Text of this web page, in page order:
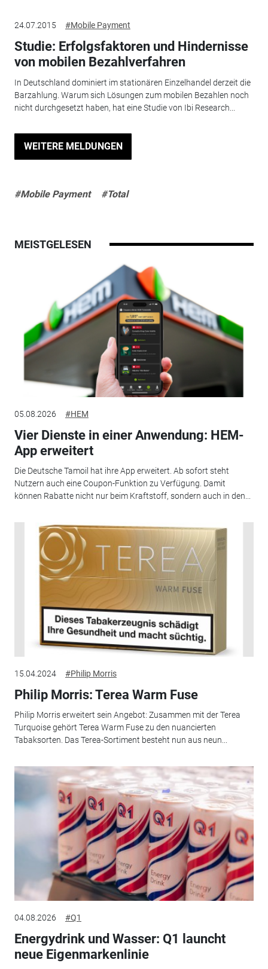
24.07.2015 #Mobile Payment
Studie: Erfolgsfaktoren und Hindernisse
von mobilen Bezahlverfahren
In Deutschland dominiert im stationären Einzelhandel derzeit die
Barzahlung. Warum sich Lösungen zum mobilen Bezahlen noch
nicht durchgesetzt haben, hat eine Studie von Ibi Research...
WEITERE MELDUNGEN
#Mobile Payment #Total
MEISTGELESEN
05.08.2026 #HEM
Vier Dienste in einer Anwendung: HEM-
App erweitert
Die Deutsche Tamoil hat ihre App erweitert. Ab sofort steht
Nutzern auch eine Coupon-Funktion zu Verfügung. Damit
können Rabatte nicht nur beim Kraftstoff, sondern auch in den...
15.04.2024 #Philip Morris
Philip Morris: Terea Warm Fuse
Philip Morris erweitert sein Angebot: Zusammen mit der Terea
Turquoise gehört Terea Warm Fuse zu den nuancierten
Tabaksorten. Das Terea-Sortiment besteht nun aus neun...
04.08.2026 #Q1
Energydrink und Wasser: Q1 launcht
neue Eigenmarkenlinie